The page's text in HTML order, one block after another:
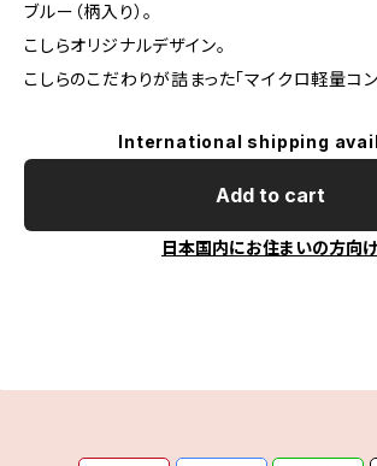
ブルー（柄入り）。
こしらオリジナルデザイン。
こしらのこだわりが詰まった「マイクロ軽量コン
International shipping
Add to cart
日本国内にお住まいの方向け